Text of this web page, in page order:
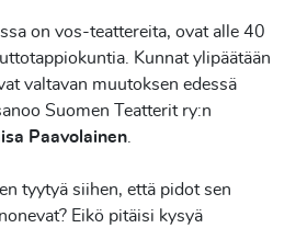
on vos-teattereita, ovat alle 40
Kunnat ylipäätään
valtavan muutoksen edessä
Suomen Teatterit ry:n
Paavolainen
tyytyä siihen, että pidot sen
Eikö pitäisi kysyä